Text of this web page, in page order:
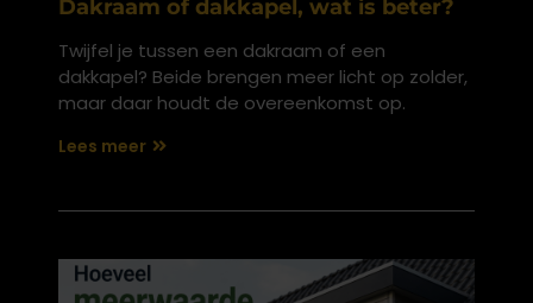
Dakraam of dakkapel, wat is beter?
Twijfel je tussen een dakraam of een
dakkapel? Beide brengen meer licht op zolder,
maar daar houdt de overeenkomst op.
Lees meer